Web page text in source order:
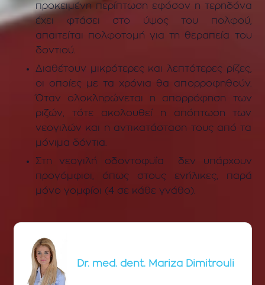
προκειμένη περίπτωση εφόσον η τερηδόνα
έχει φτάσει στο ύψος του πολφού,
απαιτείται πολφοτομή για τη θεραπεία του
δοντιού.
Διαθέτουν μικρότερες και λεπτότερες ρίζες,
οι οποίες με τα χρόνια θα απορροφηθούν.
Όταν ολοκληρώνεται η απορρόφηση των
ριζών, τότε ακολουθεί η απόπτωση των
νεογιλών και η αντικατάσταση τους από τα
μόνιμα δόντια.
Στη νεογιλή οδοντοφυΐα δεν υπάρχουν
προγόμφιοι, όπως στους ενήλικες, παρά
μόνο γομφίοι (4 σε κάθε γνάθο).
Dr. med. dent. Mariza Dimitrouli